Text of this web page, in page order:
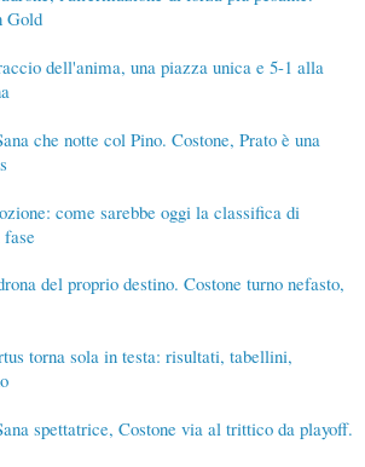
Gold
dell'anima, una piazza unica e 5-1 alla
che notte col Pino. Costone, Prato è una
come sarebbe oggi la classifica di
del proprio destino. Costone turno nefasto,
torna sola in testa: risultati, tabellini,
spettatrice, Costone via al trittico da playoff.